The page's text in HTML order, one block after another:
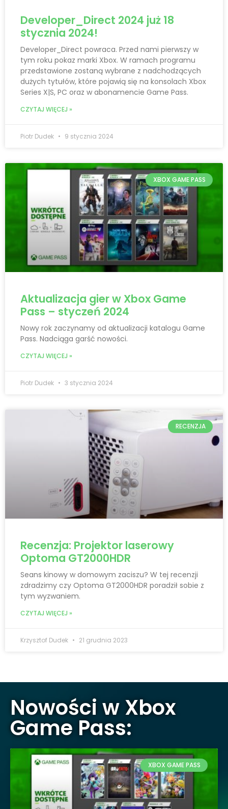
Developer_Direct 2024 już 18
stycznia 2024!
Developer_Direct powraca. Przed nami pierwszy w
tym roku pokaz marki Xbox. W ramach programu
przedstawione zostaną wybrane z nadchodzących
dużych tytułów, które pojawią się na konsolach Xbox
Series X|S, PC oraz w abonamencie Game Pass.
CZYTAJ WIĘCEJ »
Piotr Dudek 9 stycznia 2024
XBOX GAME PASS
Aktualizacja gier w Xbox Game
Pass – styczeń 2024
Nowy rok zaczynamy od aktualizacji katalogu Game
Pass. Nadciąga garść nowości.
CZYTAJ WIĘCEJ »
Piotr Dudek 3 stycznia 2024
RECENZJA
Recenzja: Projektor laserowy
Optoma GT2000HDR
Seans kinowy w domowym zaciszu? W tej recenzji
zdradzimy czy Optoma GT2000HDR poradził sobie z
tym wyzwaniem.
CZYTAJ WIĘCEJ »
Krzysztof Dudek 21 grudnia 2023
Nowości w Xbox
Game Pass:
XBOX GAME PASS